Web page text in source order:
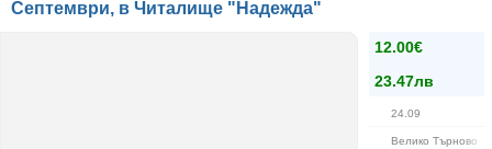
Септември, в Читалище "Надежда"
12.00€
23.47лв
24.09
Велико Търново